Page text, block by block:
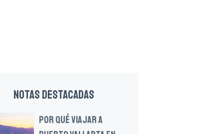
NOTAS DESTACADAS
POR QUÉ VIAJAR A